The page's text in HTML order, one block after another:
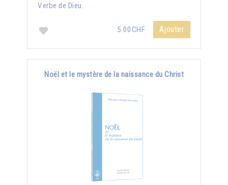
Verbe de Dieu.
5.00CHF Ajouter
Noël et le mystère de la naissance du Christ